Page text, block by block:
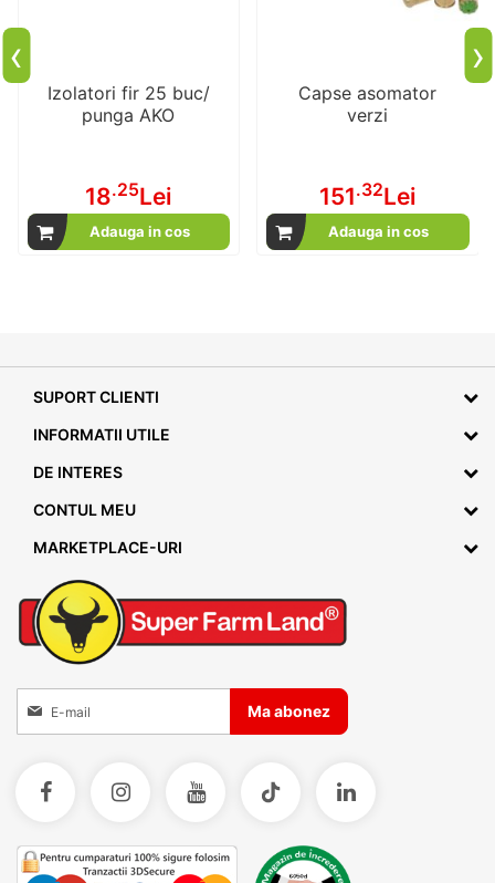
Izolatori fir 25 buc/
punga AKO
18.25Lei
Adauga in cos
Capse asomator
verzi
151.32Lei
Adauga in cos
‹ ›
SUPORT CLIENTI
INFORMATII UTILE
DE INTERES
CONTUL MEU
MARKETPLACE-URI
Inscrieti-va la Buletinele noastre informative
Ma abonez